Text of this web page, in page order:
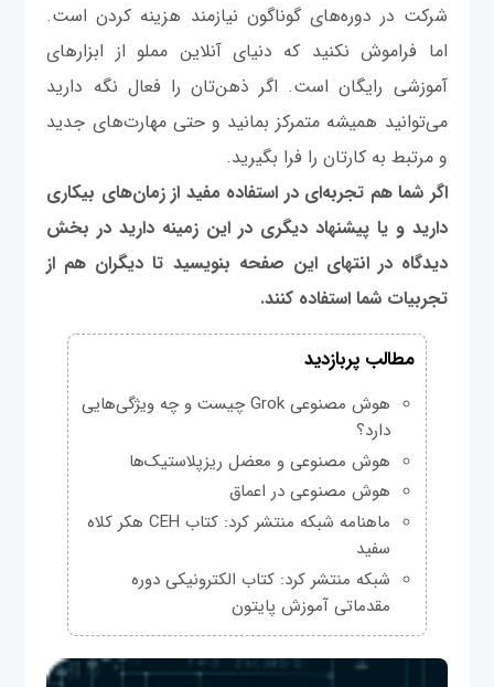
شرکت در دوره‌های گوناگون نیازمند هزینه کردن است.
اما فراموش نکنید که دنیای آنلاین مملو از ابزارهای
آموزشی رایگان است. اگر ذهن‌تان را فعال نگه دارید
می‌توانید همیشه متمرکز بمانید و حتی مهارت‌های جدید
و مرتبط به کارتان را فرا بگیرید.
اگر شما هم تجربه‌ای در استفاده مفید از زمان‌های بیکاری
دارید و یا پیشنهاد دیگری در این زمینه دارید در بخش
دیدگاه در انتهای این صفحه بنویسید تا دیگران هم از
تجربیات شما استفاده کنند.
مطالب پربازدید
هوش مصنوعی Grok چیست و چه ویژگی‌هایی
دارد؟
هوش مصنوعی و معضل ریزپلاستیک‌ها
هوش مصنوعی در اعماق
ماهنامه شبکه منتشر کرد: کتاب CEH هکر کلاه
سفید
شبکه منتشر کرد: کتاب الکترونیکی دوره
مقدماتی آموزش پایتون